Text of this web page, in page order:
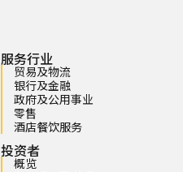
服务行业
贸易及物流
银行及金融
政府及公用事业
零售
酒店餐饮服务
投资者
概览